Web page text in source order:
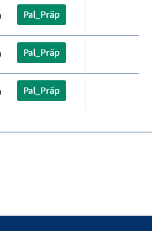
Pal_Präp
Pal_Präp
Pal_Präp